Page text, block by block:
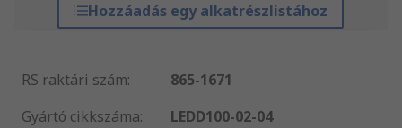
Hozzáadás egy alkatrészlistához
RS raktári szám:
865-1671
Gyártó cikkszáma:
LEDD100-02-04